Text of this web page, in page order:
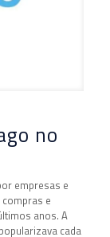
no
empresas e
e
anos. A
cada